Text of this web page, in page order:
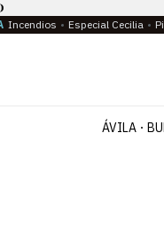
Incendios Especial Cecilia
ÁVILA